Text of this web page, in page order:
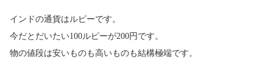
インドの通貨はルピーです。
今だとだいたい100ルピーが200円です。
物の値段は安いものも高いものも結構極端です。